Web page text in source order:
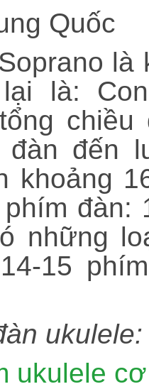
Quốc
là
là:
đến
khoảng
những
15
ukulele:
ukulele